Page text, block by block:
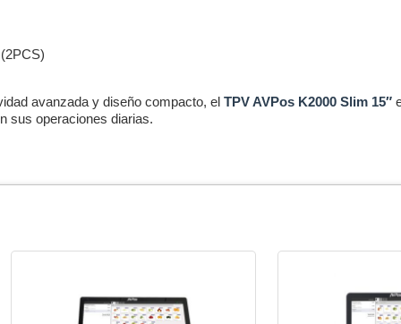
avanzada y diseño compacto, el TPV AVPos K2000 Slim 15″
sus operaciones diarias.